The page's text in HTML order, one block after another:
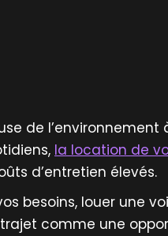
de
la location de
d’entretien élevés.
besoins, louer une
comme une